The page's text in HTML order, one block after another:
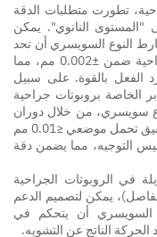
تطورت متطلبات الدقة
"المستوى النانوي". يمكن
النوع السويسري أن تحد
من خطأ تحديد موقع أطراف الروبوتات الجراحية ضمن ±0.002 مم، مما
الفعل بالقوة. على سبيل
الخاصة بروبوتات جراحية
سويسري، من خلال دوران
رأس الطحن ±120° وظيفة تثبيت محور C، تحقيق تحمل موضعي ≤0.01 مم
في طرف دبابيس التوجيه، مما يضمن دقة
في الروبوتات الجراحية
بقطر 2 مم في المفاصل)، يمكن لتصميم الدعم
السويسري أن يتحكم في